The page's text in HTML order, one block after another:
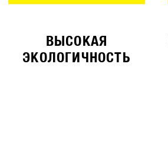
ВЫСОКАЯ
ЭКОЛОГИЧНОСТЬ